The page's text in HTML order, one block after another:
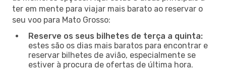
ter em mente para viajar mais barato ao reservar o
seu voo para Mato Grosso:
Reserve os seus bilhetes de terça a quinta:
estes são os dias mais baratos para encontrar e
reservar bilhetes de avião, especialmente se
estiver à procura de ofertas de última hora.